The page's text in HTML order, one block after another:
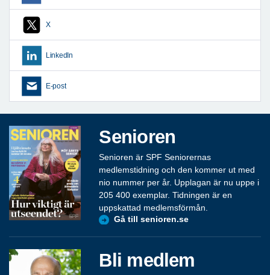
X
LinkedIn
E-post
Senioren
Senioren är SPF Seniorernas
medlemstidning och den kommer ut med
nio nummer per år. Upplagan är nu uppe i
205 400 exemplar. Tidningen är en
uppskattad medlemsförmån.
Gå till senioren.se
Bli medlem